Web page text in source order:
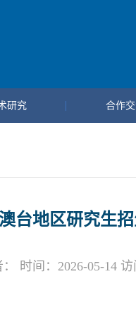
研究 合作
台地区研究生
时间：2026-05-14